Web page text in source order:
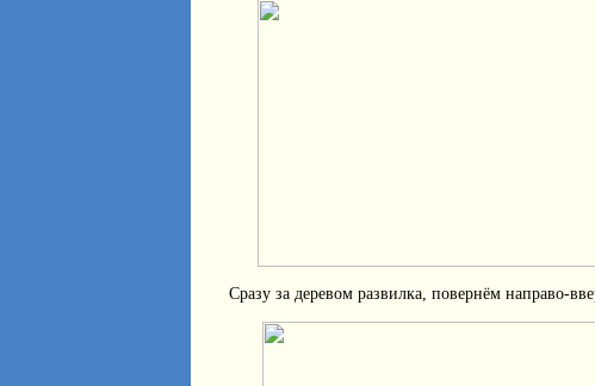
Сразу за деревом развилка, повернём направо-